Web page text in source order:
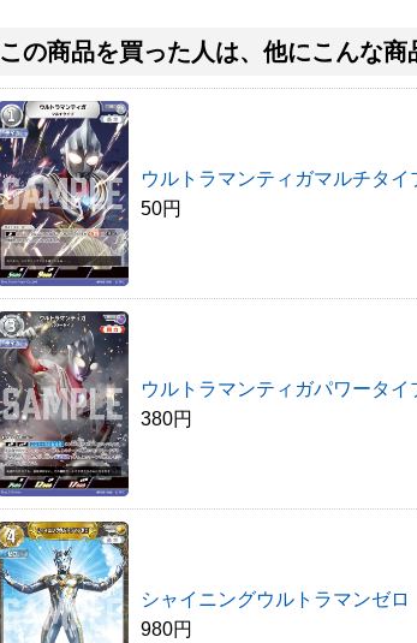
この商品を買った人は、他にこんな
ウルトラマンティガマルチタイ
50円
ウルトラマンティガパワータイ
380円
シャイニングウルトラマンゼロ
980円